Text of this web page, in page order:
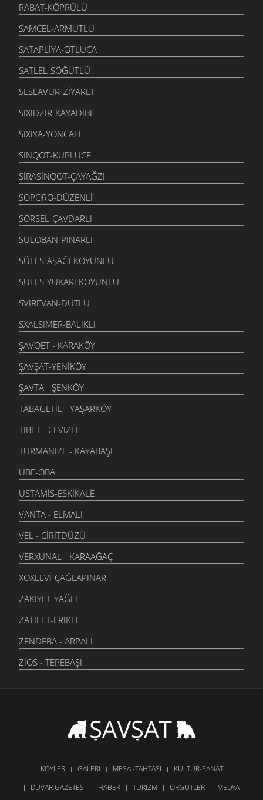
RABAT-KÖPRÜLÜ
SAMCEL-ARMUTLU
SATAPLIYA-OTLUCA
SATLEL-SÖĞÜTLÜ
SESLAVUR-ZIYARET
SIXIDZIR-KAYADIBI
SIXIYA-YONCALI
SINQOT-KÜPLÜCE
SIRASINQOT-ÇAYAĞZI
SOPORO-DÜZENLI
SORSEL-ÇAVDARLI
SULOBAN-PINARLI
SÜLES-AŞAĞI KOYUNLU
SÜLES-YUKARI KOYUNLU
SVIREVAN-DUTLU
SXALSIMER-BALIKLI
ŞAVQET - KARAKÖY
ŞAVŞAT-YENIKÖY
ŞAVTA - ŞENKÖY
TABAGETIL - YAŞARKÖY
TIBET - CEVIZLI
TURMANIZE - KAYABAŞI
UBE-OBA
USTAMIS-ESKIKALE
VANTA - ELMALI
VEL - CIRITDÜZÜ
VERXUNAL - KARAAĞAÇ
XOXLEVI-ÇAĞLAPINAR
ZAKIYET-YAĞLI
ZATILET-ERIKLI
ZENDEBA - ARPALI
ZIOS - TEPEBAŞI
KÖYLER GALERI MESAJ-TAHTASI
KÜLTÜR-SANAT
DUVAR GAZETESI
HABER TURIZM ÖRGÜTLER MEDYA